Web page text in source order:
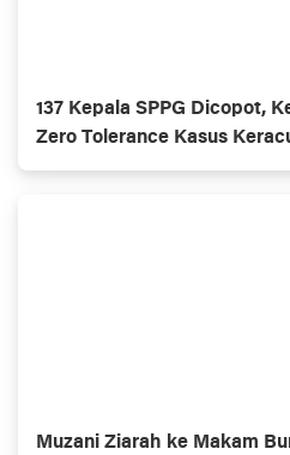
137 Kepala SPPG Dicopot,
Zero Tolerance Kasus
Muzani Ziarah ke Makam